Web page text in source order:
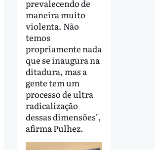
prevalecendo de
maneira muito
violenta. Não
temos
propriamente nada
que se inaugura na
ditadura, mas a
gente tem um
processo de ultra
radicalização
dessas dimensões",
afirma Pulhez.